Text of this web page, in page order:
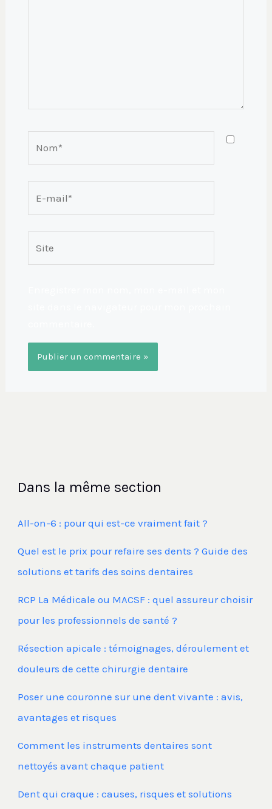
Dans la même section
All-on-6 : pour qui est-ce vraiment fait ?
Quel est le prix pour refaire ses dents ? Guide des
solutions et tarifs des soins dentaires
RCP La Médicale ou MACSF : quel assureur choisir
pour les professionnels de santé ?
Résection apicale : témoignages, déroulement et
douleurs de cette chirurgie dentaire
Poser une couronne sur une dent vivante : avis,
avantages et risques
Comment les instruments dentaires sont
nettoyés avant chaque patient
Dent qui craque : causes, risques et solutions